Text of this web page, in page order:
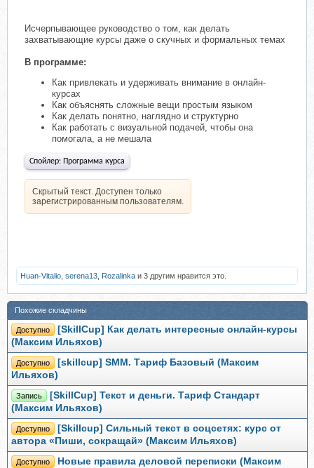
Исчерпывающее руководство о том, как делать
захватывающие курсы даже о скучных и формальных темах
В программе:
Как привлекать и удерживать внимание в онлайн-
курсах
Как объяснять сложные вещи простым языком
Как делать понятно, наглядно и структурно
Как работать с визуальной подачей, чтобы она
помогала, а не мешала
Спойлер: Программа курса
Скрытый текст. Доступен только
зарегистрированным пользователям.
Huan-Vitalio serena13 Rozalinka и 3 другим нравится это.
Похожие складчины
Доступно
[SkillCup] Как делать интересные онлайн-курсы
(Максим Ильяхов)
Доступно
[skillcup] SMM. Тариф Базовый (Максим
Ильяхов)
Запись
[SkillCup] Текст и деньги. Тариф Стандарт
(Максим Ильяхов)
Доступно
[Skillcup] Сильный текст в соцсетях: курс от
автора «Пиши, сокращай» (Максим Ильяхов)
Доступно
Новые правила деловой переписки (Максим